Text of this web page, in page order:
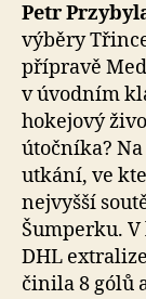
Petr
výběry
přípravě
v úvodním
hokejový
útočníka?
utkání, ve
nejvyšší
Šumperku.
DHL
činila 8 gólů